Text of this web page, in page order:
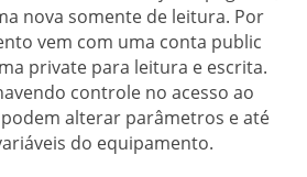
nova somente de leitura. Por
vem com uma conta public
private para leitura e escrita.
controle no acesso ao
alterar parâmetros e até
do equipamento.